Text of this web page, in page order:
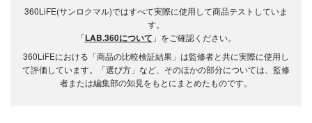
360LiFE(サンロクマル)ではすべて実際に使用して商品テストしていま
す。
「LAB.360について 」をご確認ください。
360LiFEにおける「商品の比較検証結果」は監修者と共に実際に使用し
て評価しています。「選び方」など、そのほかの部分については、監修
者または編集部の知見をもとにまとめたものです。